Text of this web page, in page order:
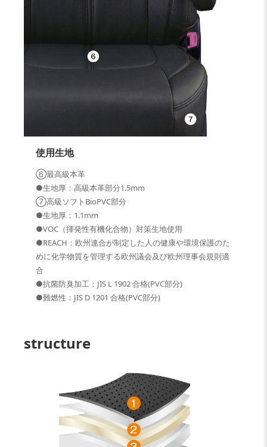
使用生地
⑥最高級本革
●生地厚：高級本革部分1.5mm
⑦高級ソフトBioPVC部分
●生地厚：1.1mm
●VOC（揮発性有機化合物）対策生地使用
●REACH：欧州連合が制定した人の健康や環境保護のた
めに化学物質を管理する欧州議会及び欧州理事会規則適
合
●抗菌防臭加工：JIS L 1902 合格(PVC部分)
●難燃性：JIS D 1201 合格(PVC部分)
structure